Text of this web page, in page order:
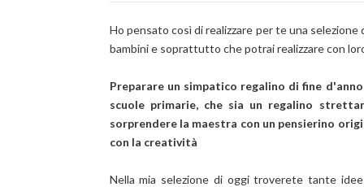
Ho pensato così di realizzare per te una selezione
bambini e soprattutto che potrai realizzare con
Preparare un simpatico regalino di fine
scuole primarie, che sia un regalino
sorprendere la maestra con un pensierino
con la creatività
Nella mia selezione di oggi troverete tante